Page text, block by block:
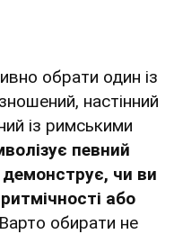
обрати один із
настінний
із римськими
певний
демонструє, чи ви
або
Варто обирати не